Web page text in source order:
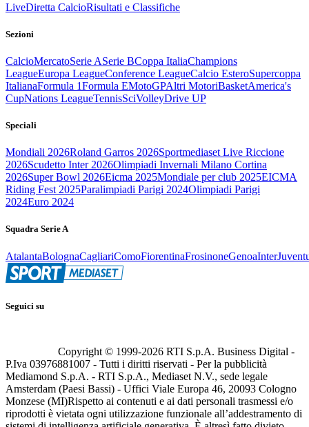
LiveDiretta CalcioRisultati e Classifiche
Sezioni
CalcioMercatoSerie ASerie BCoppa ItaliaChampions
LeagueEuropa LeagueConference LeagueCalcio EsteroSupercoppa
ItalianaFormula 1Formula EMotoGPAltri MotoriBasketAmerica's
CupNations LeagueTennisSciVolleyDrive UP
Speciali
Mondiali 2026Roland Garros 2026Sportmediaset Live Riccione
2026Scudetto Inter 2026Olimpiadi Invernali Milano Cortina
2026Super Bowl 2026Eicma 2025Mondiale per club 2025EICMA
Riding Fest 2025Paralimpiadi Parigi 2024Olimpiadi Parigi
2024Euro 2024
Squadra Serie A
AtalantaBolognaCagliariComoFiorentinaFrosinoneGenoaInter
Seguici su
Copyright © 1999-2026 RTI S.p.A. Business Digital -
P.Iva 03976881007 - Tutti i diritti riservati - Per la pubblicità
Mediamond S.p.A. - RTI S.p.A., Mediaset N.V., sede legale
Amsterdam (Paesi Bassi) - Uffici Viale Europa 46, 20093 Cologno
Monzese (MI)Rispetto ai contenuti e ai dati personali trasmessi e/o
riprodotti è vietata ogni utilizzazione funzionale all’addestramento di